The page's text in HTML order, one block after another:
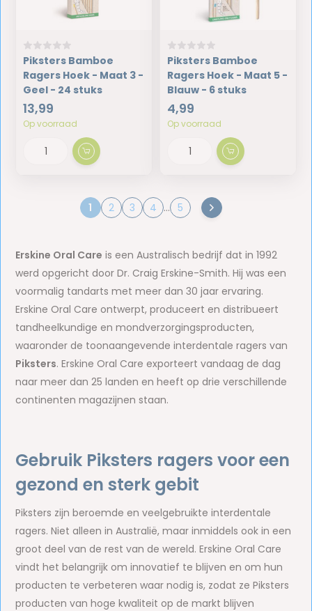
Piksters Bamboe
Ragers Hoek - Maat 3 -
Geel - 24 stuks
13,99
Op voorraad
Piksters Bamboe
Ragers Hoek - Maat 5 -
Blauw - 6 stuks
4,99
Op voorraad
1 2 3 4 ... 5
Erskine Oral Care is een Australisch bedrijf dat in 1992
werd opgericht door Dr. Craig Erskine-Smith. Hij was een
voormalig tandarts met meer dan 30 jaar ervaring.
Erskine Oral Care ontwerpt, produceert en distribueert
tandheelkundige en mondverzorgingsproducten,
waaronder de toonaangevende interdentale ragers van
Piksters. Erskine Oral Care exporteert vandaag de dag
naar meer dan 25 landen en heeft op drie verschillende
continenten magazijnen staan.
Gebruik Piksters ragers voor een
gezond en sterk gebit
Piksters zijn beroemde en veelgebruikte interdentale
ragers. Niet alleen in Australië, maar inmiddels ook in een
groot deel van de rest van de wereld. Erskine Oral Care
vindt het belangrijk om innovatief te blijven en om hun
producten te verbeteren waar nodig is, zodat ze Piksters
producten van hoge kwaliteit op de markt blijven